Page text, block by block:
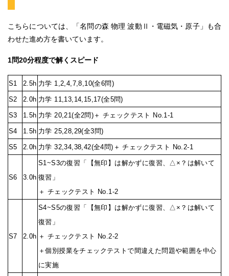
こちらについては、「名問の森 物理 波動Ⅱ・電磁気・原子」も合
わせた進め方を書いています。
1問20分程度で解くスピード
S1 2.5h 力学 1,2,4,7,8,10(全6問)
S2 2.0h 力学 11,13,14,15,17(全5問)
S3 1.5h 力学 20,21(全2問)＋ チェックテスト No.1-1
S4 1.5h 力学 25,28,29(全3問)
S5 2.0h 力学 32,34,38,42(全4問)＋ チェックテスト No.2-1
S6 3.0h
S1~S3の復習「【無印】は解かずに復習、△×？は解いて
復習」
＋ チェックテスト No.1-2
S7 2.0h
S4~S5の復習「【無印】は解かずに復習、△×？は解いて
復習」
＋ チェックテスト No.2-2
＋個別授業をチェックテストで間違えた問題や範囲を中心
に実施